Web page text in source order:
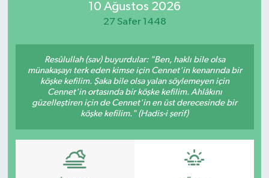
10 Ağustos 2026
27 Safer 1448
Resûlullah (sav) buyurdular: "Ben, haklı bile olsa
münakaşayı terk eden kimse için Cennet'in kenarında bir
köşke kefilim. Şaka bile olsa yalan söylemeyen için
Cennet'in ortasında bir köşke kefilim. Ahlâkını
güzelleştiren için de Cennet'in en üst derecesinde bir
köşke kefilim." (Hadis-i şerif)
Magazin
Özel Haber